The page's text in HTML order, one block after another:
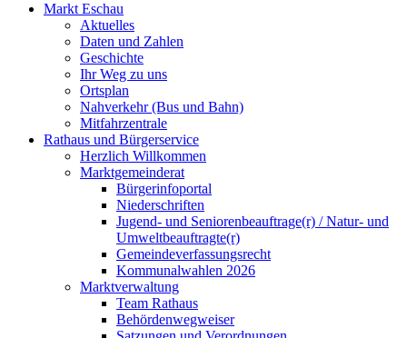
Markt Eschau
Aktuelles
Daten und Zahlen
Geschichte
Ihr Weg zu uns
Ortsplan
Nahverkehr (Bus und Bahn)
Mitfahrzentrale
Rathaus und Bürgerservice
Herzlich Willkommen
Marktgemeinderat
Bürgerinfoportal
Niederschriften
Jugend- und Seniorenbeauftrage(r) / Natur- und
Umweltbeauftragte(r)
Gemeindeverfassungsrecht
Kommunalwahlen 2026
Marktverwaltung
Team Rathaus
Behördenwegweiser